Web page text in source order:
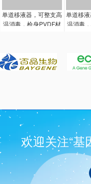
单道移液器，可整支高
温消毒，枪身PVDF材
精湛设计，自然地握手
持柄和操作，无需大力
无论是设定容量，移液
调整由原来的一点调整
改为两点调整，避免在
调整容量过程中夹住手
套。锨钮左右各4mm的
自由行程，吸、排液时
不会改变也设定吸取
单道移
温消毒
精湛设
持柄和
无论是
调整由
改为两
调整容
套。锨
自由行程
不会
欢迎关注“基